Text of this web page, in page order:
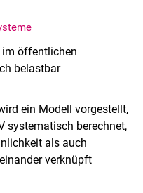
öffentlichen
belastbar
ein Modell vorgestellt,
systematisch berechnet,
als auch
verknüpft